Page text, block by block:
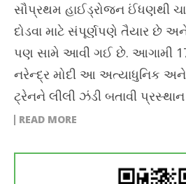
સૌપ્રથમ હાઈડ્રોજન ઈંધણથી
દોડવા માટે સંપૂર્ણપણે તૈયાર છે અને
પણ સામે આવી ગઈ છે. આગામી
નરેન્દ્ર મોદી આ અત્યાધુનિક
ટ્રેનને લીલી ઝંડી બતાવી
READ MORE